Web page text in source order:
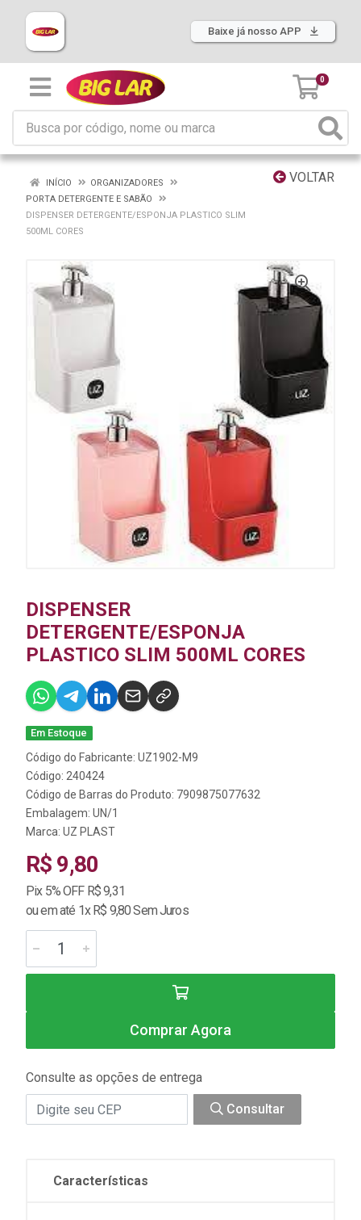
Baixe já nosso APP
0
VOLTAR
INÍCIO
ORGANIZADORES
PORTA DETERGENTE E SABÃO
DISPENSER DETERGENTE/ESPONJA PLASTICO SLIM
500ML CORES
DISPENSER
DETERGENTE/ESPONJA
PLASTICO SLIM 500ML CORES
Em Estoque
Código do Fabricante: UZ1902-M9
Código: 240424
Código de Barras do Produto: 7909875077632
Embalagem: UN/1
Marca: UZ PLAST
R$ 9,80
Pix 5% OFF R$ 9,31
ou em até 1x R$ 9,80 Sem Juros
Comprar Agora
Consulte as opções de entrega
Consultar
Características